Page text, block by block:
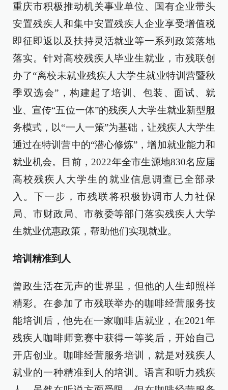
重庆市积极推动机关事业单位、国有企业带头
安置残疾人和集中安置残疾人企业享受增值税
即征即返以及扶持灵活就业等一系列政策落地
落实。针对高校残疾人毕业生就业，市残联创
办了“离校未就业残疾人大学生就业特训营暨秋
季双选会”，构建起了培训、包装、面试、就
业、宣传“五位一体”的残疾人大学生就业新型服
务模式，以“一人一策”为基础，让残疾人大学生
通过在特训营中的“潜心修炼”，增加就业能力和
就业机会。目前，2022年全市生源地830名应届
高校残疾人大学生的就业信息调查已全部录
入。下一步，市残联将积极协调市人力社保
局、市财政局、市教委等部门落实残疾人大学
生就业优惠政策，帮助他们实现就业。
培训精准到人
曾政生活在无声的世界里，但他的人生却照样
精彩。在参加了市残联举办的咖啡经营服务技
能培训后，他先在一家咖啡店就业，在2021年
残疾人咖啡师竞赛中获得一等奖后，开始自己
开店创业。咖啡经营服务培训，就是对残疾人
就业的一种精准到人的培训。语言和听力残疾